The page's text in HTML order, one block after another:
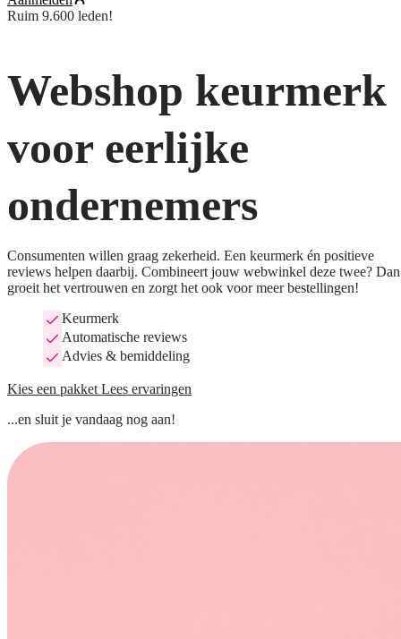
Ruim 9.600 leden!
Webshop keurmerk
voor eerlijke
ondernemers
Consumenten willen graag zekerheid. Een keurmerk én positieve
reviews helpen daarbij. Combineert jouw webwinkel deze twee? Dan
groeit het vertrouwen en zorgt het ook voor meer bestellingen!
Keurmerk
Automatische reviews
Advies & bemiddeling
Kies een pakket Lees ervaringen
...en sluit je vandaag nog aan!